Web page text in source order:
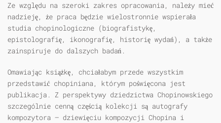
Ze względu na szeroki zakres opracowania, należy mieć
nadzieję, że praca będzie wielostronnie wspierała
studia chopinologiczne (biografistykę,
epistolografię, ikonografię, historię wydań), a także
zainspiruje do dalszych badań.
Omawiając książkę, chciałabym przede wszystkim
przedstawić chopiniana, którym poświęcona jest
publikacja. Z perspektywy dziedzictwa Chopinowskiego
szczególnie cenną częścią kolekcji są autografy
kompozytora — dziewięciu kompozycji Chopina i